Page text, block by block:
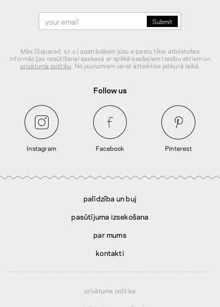
Mēs (Squared, s.r.o.) apstrādāsim jūsu e-pastu tikai atbilstošas
informācijas nosūtīšanai saskaņā ar spēkā esošajiem tiesību aktiem un
privātuma politiku . No jaunumiem varat atteikties jebkurā laikā.
Follow us
Instagram Facebook Pinterest
palīdzība un buj
pasūtījuma izsekošana
par mums
kontakti
privātuma politika